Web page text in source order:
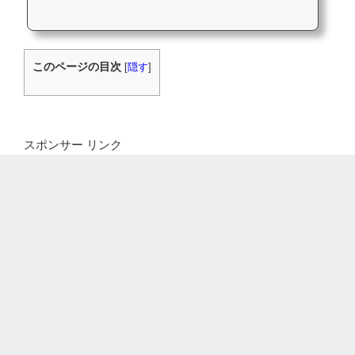
このページの目次 [隠す]
スポンサー リンク